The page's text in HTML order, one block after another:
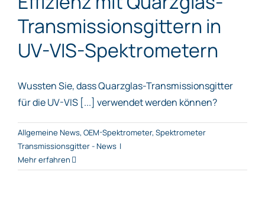
Transmissionsgittern in
UV-VIS-Spektrometern
Wussten Sie, dass Quarzglas-Transmissionsgitter
für die UV-VIS [...] verwendet werden können?
Allgemeine News, OEM-Spektrometer, Spektrometer
Transmissionsgitter - News |
Mehr erfahren